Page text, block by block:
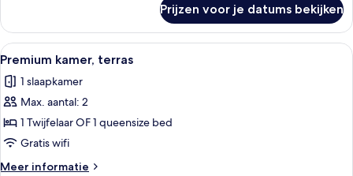
kamer
Prijzen voor je datums bekijken
Alle
foto's
voor
Premium
kamer,
terras
laden
Een minibar, een kluis op de kamer,
11
Premium kamer, terras
1 slaapkamer
Max. aantal: 2
1 Twijfelaar OF 1 queensize bed
Gratis wifi
Meer informatie
Meer